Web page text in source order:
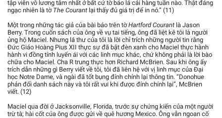
tập viên vô lương tâm nhất ở bất cứ tờ báo lá cải hàng tuần nào. Thật đáng
ngạc nhiên là tờ The Courant lại thấy đủ giá trị để in nó.” (11)
Một trong những tác giả của bài báo trên tờHartford Courant là Jason
Berry. Trong cuốn sách của ông về vụ tai tiếng, ông đã liệt kê tôi là người
ủng hộ Maciel. Nhưng lá thư của tôi là lời chỉ trích những người tin rằng
Đức Giáo Hoàng Pius XII thực sự đã bật đèn xanh cho Maciel thực hành
hành vi đồng tính luyến ái với các linh mục khác, chứ không phải là lời bào
chữa cho Maciel. Cha R trung thực hơn Richard McBrien. Sau khi ông ấy
trích dẫn những gì Berry viết về tôi, tôi đã liên hệ với vị linh mục của Đại
học Notre Dame, và ngài đã tốt bụng đính chính lại thông tin. “Donohue
phản đối danh sách này và tôi rất vui khi được đính chính lại”, McBrien
viết. (12)
Maciel qua đời ở Jacksonville, Florida, trước sự chứng kiến của một người
trừ tà; hài cốt của ông được gửi về quê hương Mexico. Ông vẫn ngoan cố